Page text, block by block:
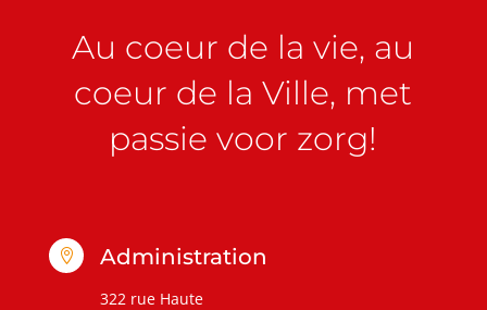
Au coeur de la vie, au
coeur de la Ville, met
passie voor zorg!
 Administration
322 rue Haute